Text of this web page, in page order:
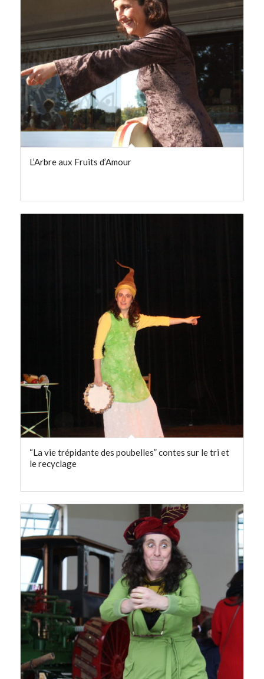
L’Arbre aux Fruits d’Amour
“La vie trépidante des poubelles” contes sur le tri et
le recyclage